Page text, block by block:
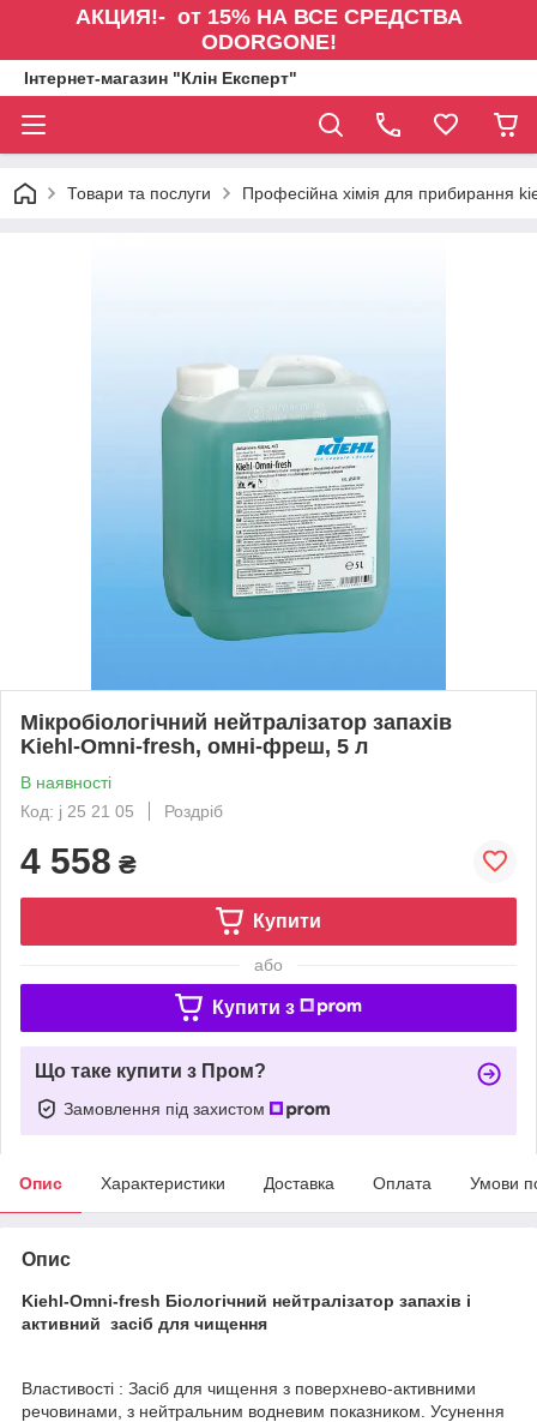
АКЦИЯ!- от 15% НА ВСЕ СРЕДСТВА
ODORGONE!
Інтернет-магазин "Клін Експерт"
Товари та послуги Професійна хімія для прибирання
Мікробіологічний нейтралізатор запахів
Kiehl-Omni-fresh, омні-фреш, 5 л
В наявності
Код: j 25 21 05
Роздріб
4 558 ₴
Купити
або
Купити з
Що таке купити з Пром?
Замовлення під захистом
Опис Характеристики Доставка Оплата Умови
Опис
Kiehl-Omni-fresh Біологічний нейтралізатор запахів і
активний засіб для чищення
Властивості : Засіб для чищення з поверхнево-активними
речовинами, з нейтральним водневим показником. Усунення